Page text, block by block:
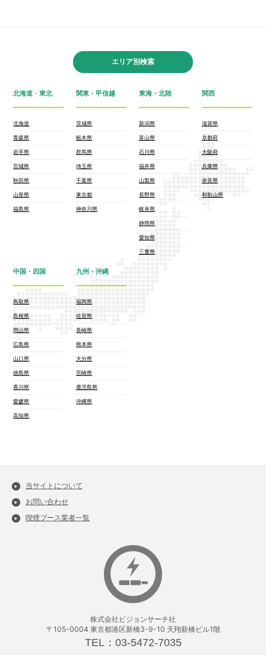
エリア別検索
北海道・東北
北海道
青森県
岩手県
宮城県
秋田県
山形県
福島県
関東・甲信越
茨城県
栃木県
群馬県
埼玉県
千葉県
東京都
神奈川県
東海・北陸
新潟県
富山県
石川県
福井県
山梨県
長野県
岐阜県
静岡県
愛知県
三重県
関西
滋賀県
京都府
大阪府
兵庫県
奈良県
和歌山県
中国・四国
鳥取県
島根県
岡山県
広島県
山口県
徳島県
香川県
愛媛県
高知県
九州・沖縄
福岡県
佐賀県
長崎県
熊本県
大分県
宮崎県
鹿児島県
沖縄県
当サイトについて
お問い合わせ
喫煙ブース業者一覧
株式会社ビジョンサーチ社
〒105-0004 東京都港区新橋3-9-10 天翔新橋ビル1階
TEL：03-5472-7035